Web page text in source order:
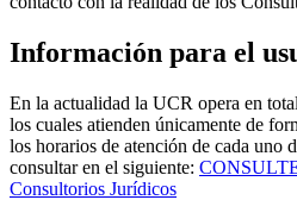
Información para el
En la actualidad la UCR opera en
los cuales atienden únicamente de
los horarios de atención de cada uno
consultar en el siguiente:
Consultorios Jurídicos